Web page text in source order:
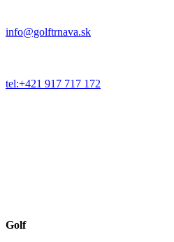
info@golftrnava.sk
tel:+421 917 717 172
Golf